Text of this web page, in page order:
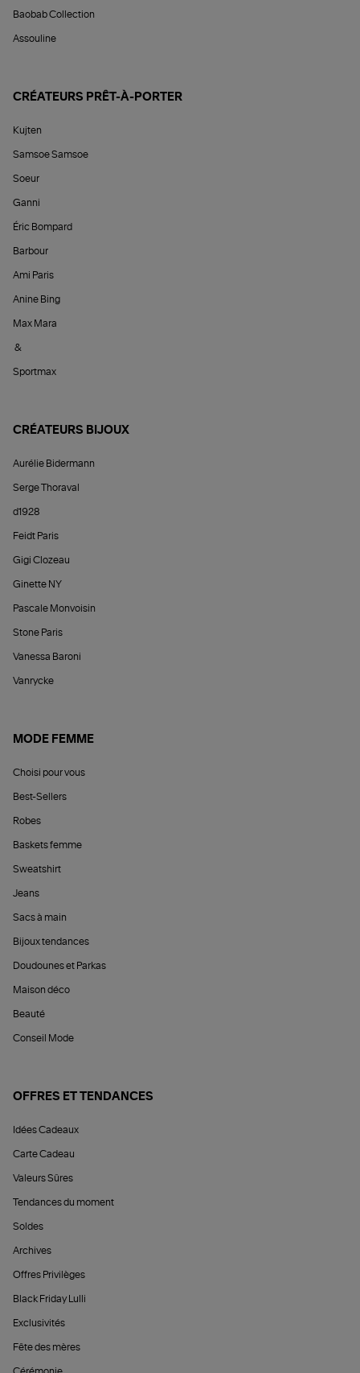
Baobab Collection
Assouline
CRÉATEURS PRÊT-À-PORTER
Kujten
Samsoe Samsoe
Soeur
Ganni
Éric Bompard
Barbour
Ami Paris
Anine Bing
Max Mara
&
Sportmax
CRÉATEURS BIJOUX
Aurélie Bidermann
Serge Thoraval
d1928
Feidt Paris
Gigi Clozeau
Ginette NY
Pascale Monvoisin
Stone Paris
Vanessa Baroni
Vanrycke
MODE FEMME
Choisi pour vous
Best-Sellers
Robes
Baskets femme
Sweatshirt
Jeans
Sacs à main
Bijoux tendances
Doudounes et Parkas
Maison déco
Beauté
Conseil Mode
OFFRES ET TENDANCES
Idées Cadeaux
Carte Cadeau
Valeurs Sûres
Tendances du moment
Soldes
Archives
Offres Privilèges
Black Friday Lulli
Exclusivités
Fête des mères